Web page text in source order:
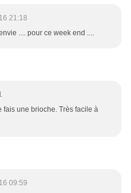
21:18
.... pour ce week end ....
fais une brioche. Très facile à
09:59